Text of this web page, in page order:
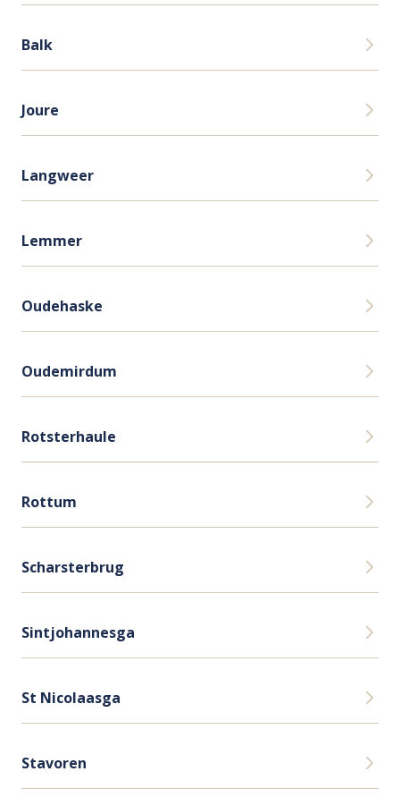
Balk
Joure
Langweer
Lemmer
Oudehaske
Oudemirdum
Rotsterhaule
Rottum
Scharsterbrug
Sintjohannesga
St Nicolaasga
Stavoren